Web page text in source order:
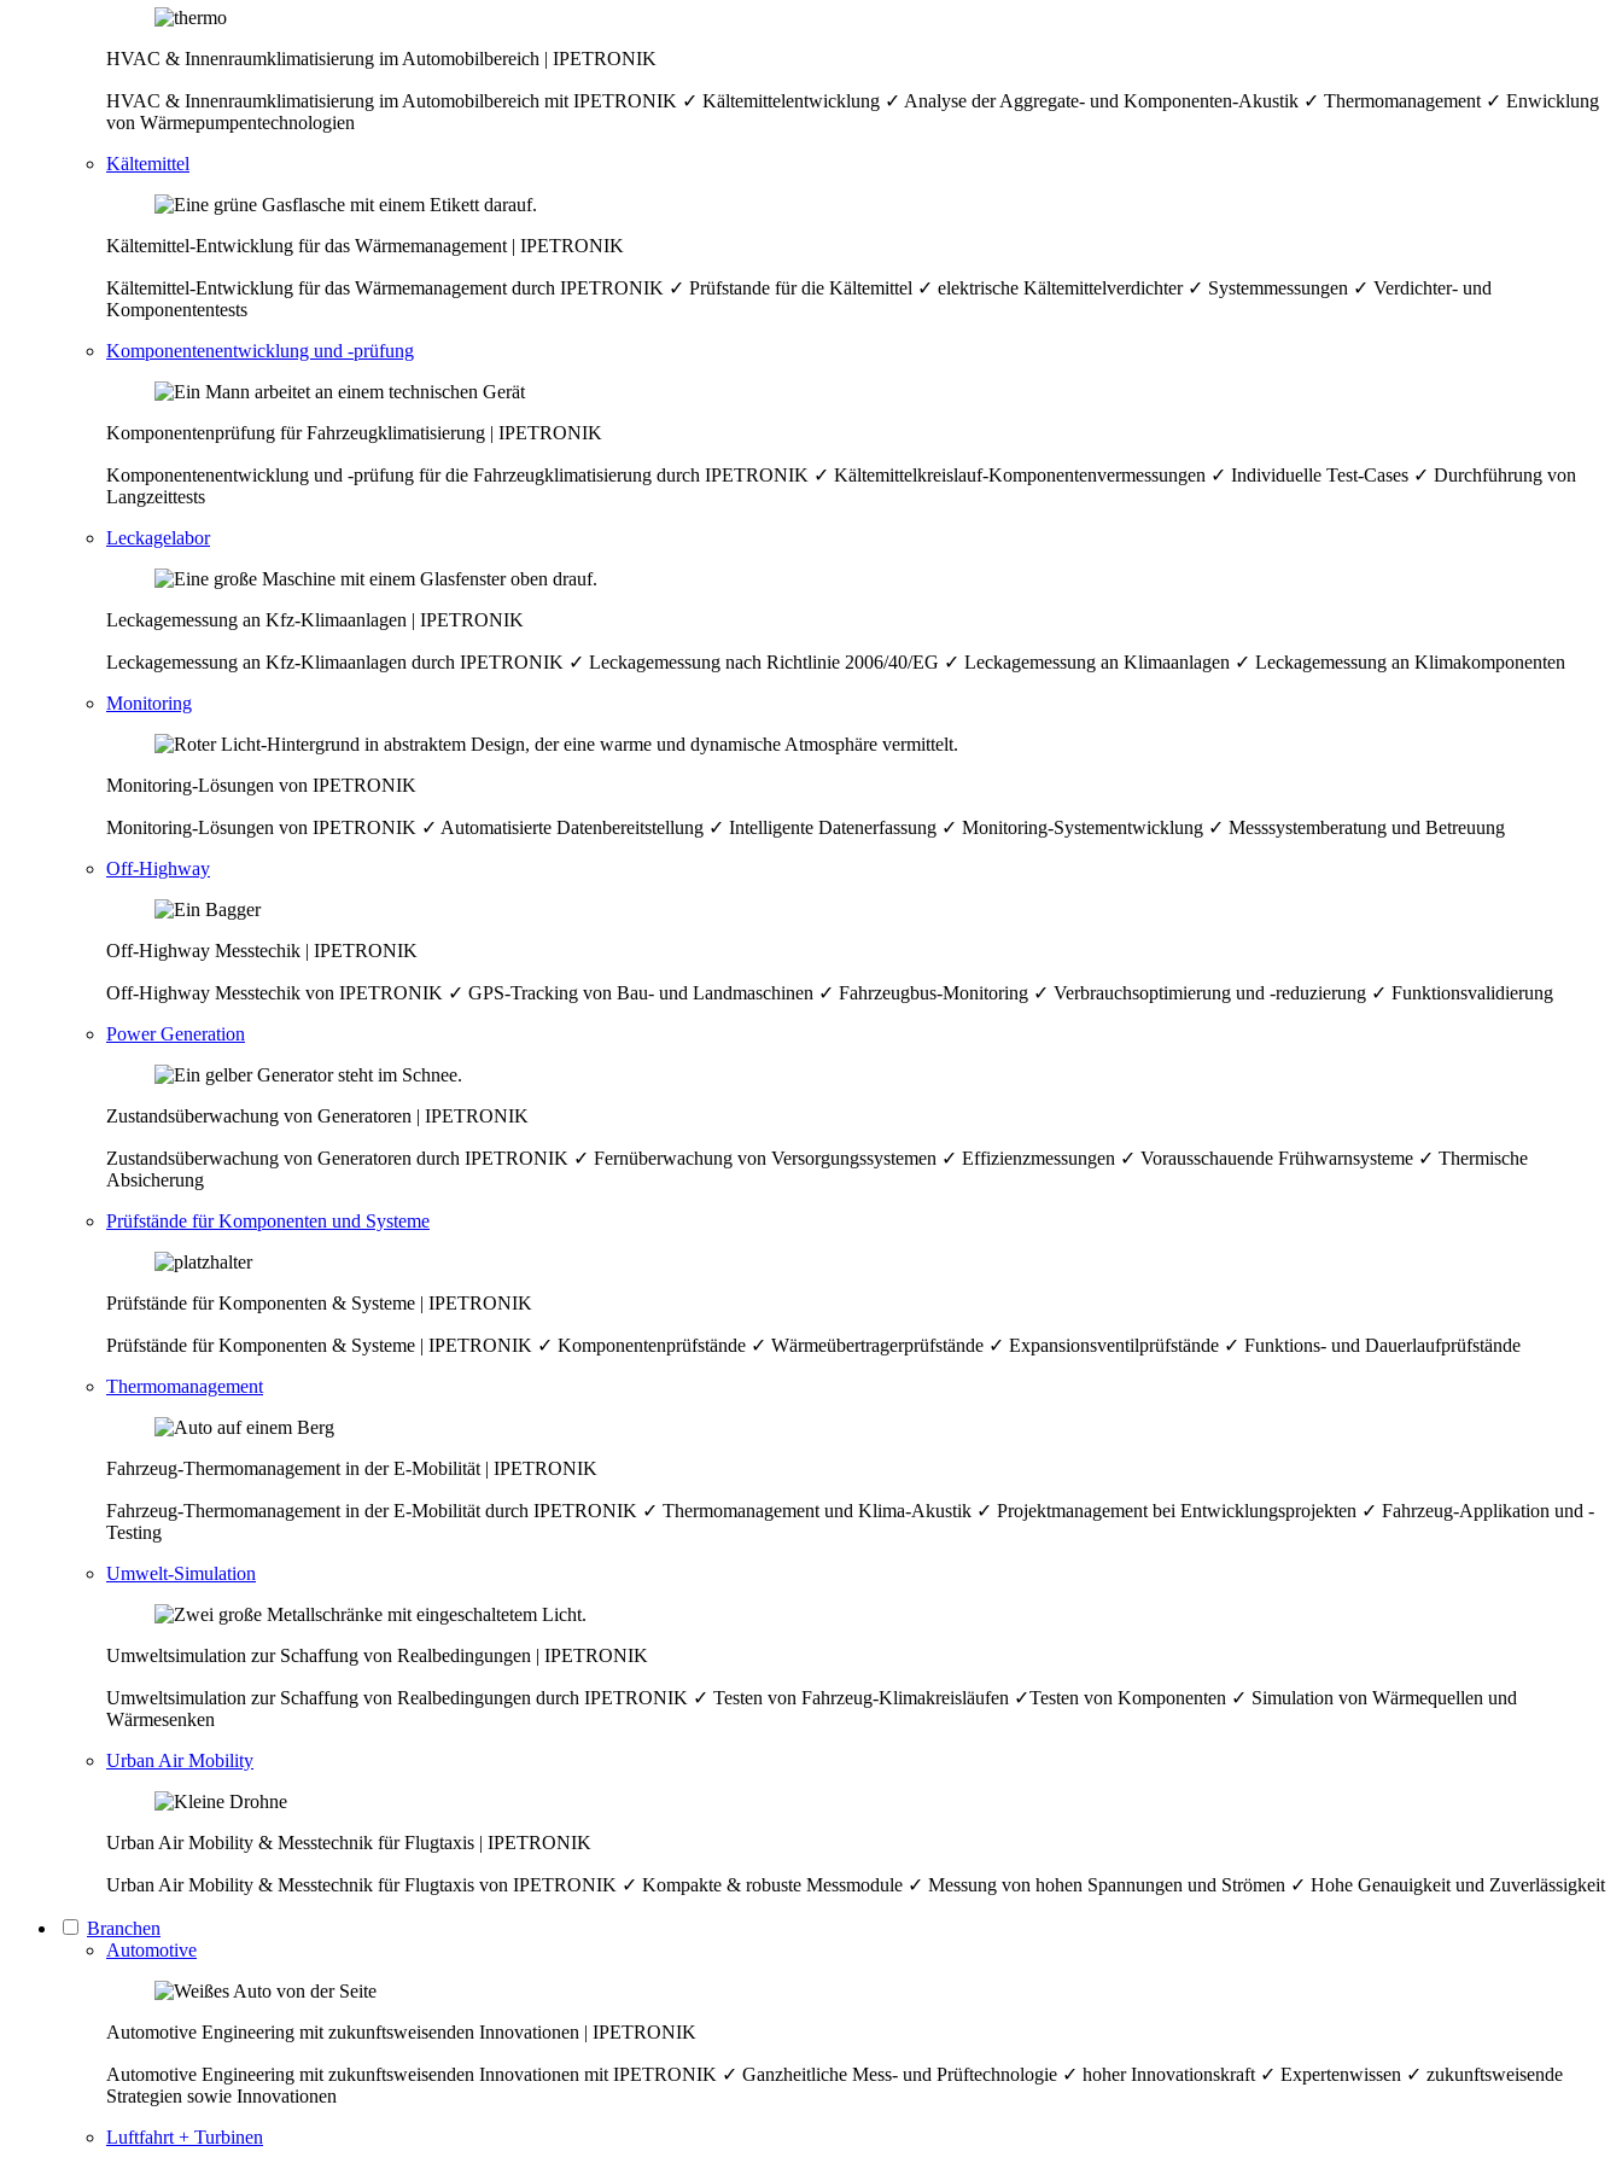
HVAC & Innenraumklimatisierung im Automobilbereich | IPETRONIK
HVAC & Innenraumklimatisierung im Automobilbereich mit IPETRONIK ✓ Kältemittelentwicklung ✓ Analyse der Aggregate- und Komponenten-Akustik ✓ Thermomanagement ✓ Enwicklung
von Wärmepumpentechnologien
Kältemittel
Kältemittel-Entwicklung für das Wärmemanagement | IPETRONIK
Kältemittel-Entwicklung für das Wärmemanagement durch IPETRONIK ✓ Prüfstande für die Kältemittel ✓ elektrische Kältemittelverdichter ✓ Systemmessungen ✓ Verdichter- und
Komponententests
Komponentenentwicklung und -prüfung
Komponentenprüfung für Fahrzeugklimatisierung | IPETRONIK
Komponentenentwicklung und -prüfung für die Fahrzeugklimatisierung durch IPETRONIK ✓ Kältemittelkreislauf-Komponentenvermessungen ✓ Individuelle Test-Cases ✓ Durchführung von
Langzeittests
Leckagelabor
Leckagemessung an Kfz-Klimaanlagen | IPETRONIK
Leckagemessung an Kfz-Klimaanlagen durch IPETRONIK ✓ Leckagemessung nach Richtlinie 2006/40/EG ✓ Leckagemessung an Klimaanlagen ✓ Leckagemessung an Klimakomponenten
Monitoring
Monitoring-Lösungen von IPETRONIK
Monitoring-Lösungen von IPETRONIK ✓ Automatisierte Datenbereitstellung ✓ Intelligente Datenerfassung ✓ Monitoring-Systementwicklung ✓ Messsystemberatung und Betreuung
Off-Highway
Off-Highway Messtechik | IPETRONIK
Off-Highway Messtechik von IPETRONIK ✓ GPS-Tracking von Bau- und Landmaschinen ✓ Fahrzeugbus-Monitoring ✓ Verbrauchsoptimierung und -reduzierung ✓ Funktionsvalidierung
Power Generation
Zustandsüberwachung von Generatoren | IPETRONIK
Zustandsüberwachung von Generatoren durch IPETRONIK ✓ Fernüberwachung von Versorgungssystemen ✓ Effizienzmessungen ✓ Vorausschauende Frühwarnsysteme ✓ Thermische
Absicherung
Prüfstände für Komponenten und Systeme
Prüfstände für Komponenten & Systeme | IPETRONIK
Prüfstände für Komponenten & Systeme | IPETRONIK ✓ Komponentenprüfstände ✓ Wärmeübertragerprüfstände ✓ Expansionsventilprüfstände ✓ Funktions- und Dauerlaufprüfstände
Thermomanagement
Fahrzeug-Thermomanagement in der E-Mobilität | IPETRONIK
Fahrzeug-Thermomanagement in der E-Mobilität durch IPETRONIK ✓ Thermomanagement und Klima-Akustik ✓ Projektmanagement bei Entwicklungsprojekten ✓ Fahrzeug-Applikation und -
Testing
Umwelt-Simulation
Umweltsimulation zur Schaffung von Realbedingungen | IPETRONIK
Umweltsimulation zur Schaffung von Realbedingungen durch IPETRONIK ✓ Testen von Fahrzeug-Klimakreisläufen ✓Testen von Komponenten ✓ Simulation von Wärmequellen und
Wärmesenken
Urban Air Mobility
Urban Air Mobility & Messtechnik für Flugtaxis | IPETRONIK
Urban Air Mobility & Messtechnik für Flugtaxis von IPETRONIK ✓ Kompakte & robuste Messmodule ✓ Messung von hohen Spannungen und Strömen ✓ Hohe Genauigkeit und Zuverlässigkeit
Branchen
Automotive
Automotive Engineering mit zukunftsweisenden Innovationen | IPETRONIK
Automotive Engineering mit zukunftsweisenden Innovationen mit IPETRONIK ✓ Ganzheitliche Mess- und Prüftechnologie ✓ hoher Innovationskraft ✓ Expertenwissen ✓ zukunftsweisende
Strategien sowie Innovationen
Luftfahrt + Turbinen